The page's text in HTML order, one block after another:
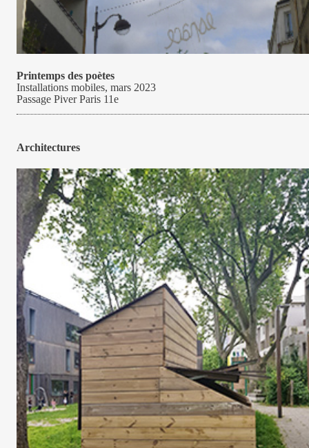
Printemps des poètes
Installations mobiles, mars 2023
Passage Piver Paris 11e
Architectures